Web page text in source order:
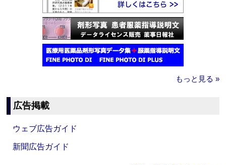
もっと見る »
広告掲載
ウェブ広告ガイド
新聞広告ガイド